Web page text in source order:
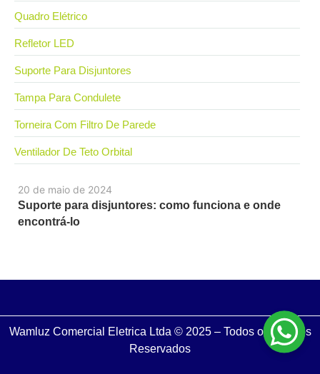
20 de maio de 2024
Suporte para disjuntores: como funciona e onde
encontrá-lo
Quadro Elétrico
Refletor LED
Suporte Para Disjuntores
Tampa Para Condulete
Torneira Com Filtro De Parede
Ventilador De Teto Orbital
Wamluz Comercial Eletrica Ltda © 2025 – Todos os Direitos
Reservados